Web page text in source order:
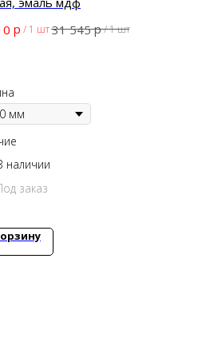
р / 1 шт31 545 р/1 шт
наличии
заказ